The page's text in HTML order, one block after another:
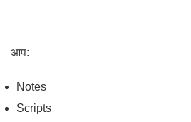
आप:
Notes
Scripts